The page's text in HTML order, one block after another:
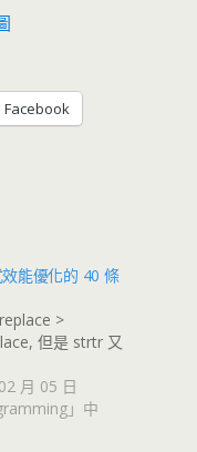
Facebook
能優化的 40 條
>
但是 strtr 又
月 05 日
」中